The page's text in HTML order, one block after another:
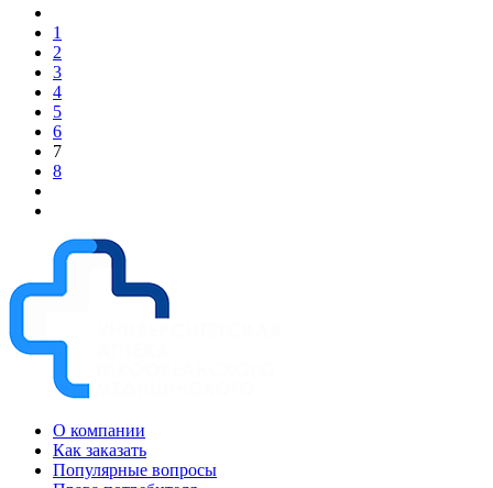
1
2
3
4
5
6
7
8
О компании
Как заказать
Популярные вопросы